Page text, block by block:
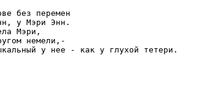
без перемен
у Мэри Энн.
Мэри,
немели,-
у нее - как у глухой тетери.